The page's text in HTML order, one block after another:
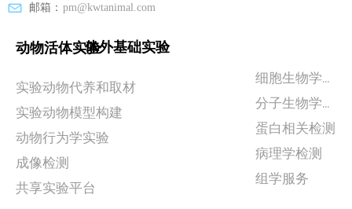
邮箱： pm@kwtanimal.com
体外基础实验
细胞生物学实验
分子生物学检测
蛋白相关检测
病理学检测
组学服务
实验动物代养和取材
实验动物模型构建
动物行为学实验
成像检测
共享实验平台
动物活体实验